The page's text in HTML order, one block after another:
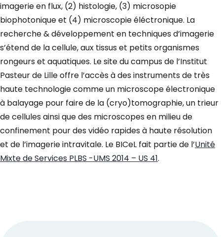
imagerie en flux, (2) histologie, (3) microsopie
biophotonique et (4) microscopie éléctronique. La
recherche & développement en techniques d’imagerie
s’étend de la cellule, aux tissus et petits organismes
rongeurs et aquatiques. Le site du campus de l’Institut
Pasteur de Lille offre l’accès à des instruments de très
haute technologie comme un microscope électronique
à balayage pour faire de la (cryo)tomographie, un trieur
de cellules ainsi que des microscopes en milieu de
confinement pour des vidéo rapides à haute résolution
et de l’imagerie intravitale. Le BICeL fait partie de l’Unité
Mixte de Services PLBS -UMS 2014 – US 41.